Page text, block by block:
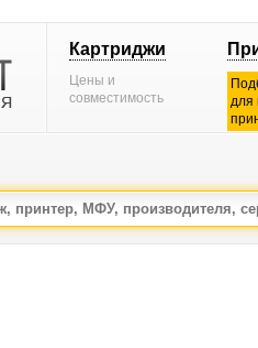
Картриджи
Цены и
совместимость
для